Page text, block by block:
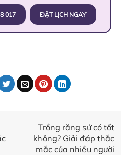
017 ĐẶT LỊCH NGAY
Trồng răng sứ có tốt
không? Giải đáp thắc
mắc của nhiều người